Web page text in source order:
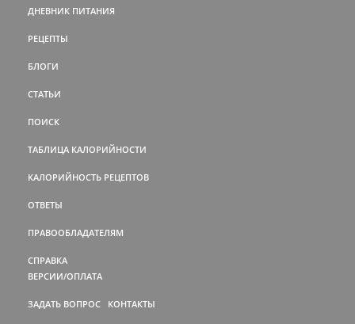
ДНЕВНИК ПИТАНИЯ
РЕЦЕПТЫ
БЛОГИ
СТАТЬИ
ПОИСК
ТАБЛИЦА КАЛОРИЙНОСТИ
КАЛОРИЙНОСТЬ РЕЦЕПТОВ
ОТВЕТЫ
ПРАВООБЛАДАТЕЛЯМ
СПРАВКА
ВЕРСИИ/ОПЛАТА
ЗАДАТЬ ВОПРОС КОНТАКТЫ